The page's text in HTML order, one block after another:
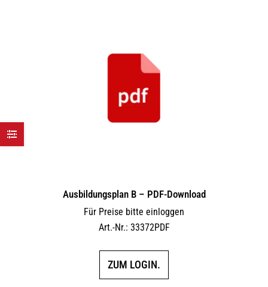
Ausbildungsplan B – PDF-Download
Für Preise bitte einloggen
Art.-Nr.: 33372PDF
ZUM LOGIN.